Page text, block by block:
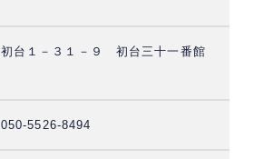
初台１－３１－９ 初台三十一番館
050-5526-8494